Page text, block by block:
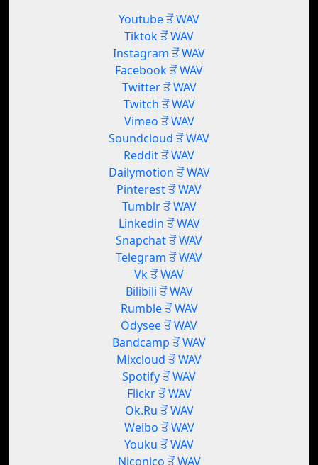
Youtube ਤੋਂ WAV
Tiktok ਤੋਂ WAV
Instagram ਤੋਂ WAV
Facebook ਤੋਂ WAV
Twitter ਤੋਂ WAV
Twitch ਤੋਂ WAV
Vimeo ਤੋਂ WAV
Soundcloud ਤੋਂ WAV
Reddit ਤੋਂ WAV
Dailymotion ਤੋਂ WAV
Pinterest ਤੋਂ WAV
Tumblr ਤੋਂ WAV
Linkedin ਤੋਂ WAV
Snapchat ਤੋਂ WAV
Telegram ਤੋਂ WAV
Vk ਤੋਂ WAV
Bilibili ਤੋਂ WAV
Rumble ਤੋਂ WAV
Odysee ਤੋਂ WAV
Bandcamp ਤੋਂ WAV
Mixcloud ਤੋਂ WAV
Spotify ਤੋਂ WAV
Flickr ਤੋਂ WAV
Ok.Ru ਤੋਂ WAV
Weibo ਤੋਂ WAV
Youku ਤੋਂ WAV
Niconico ਤੋਂ WAV